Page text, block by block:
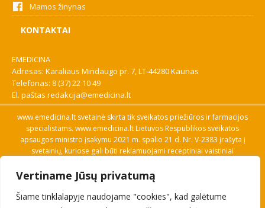
Vertiname Jūsų privatumą
Šiame tinklalapyje naudojame "cookies", kad galėtume
Mamos žinynas
KONTAKTAI
EMEDICINA
Adresas: Karaliaus Mindaugo pr. 7, LT-44280 Kaunas
Telefonas: 8 (37) 22 10 49
El. paštas redakcija@emedicina.lt
www.emedicina.lt svetainė skirta tik sveikatos priežiūros ir farmacijos
specialistams. www.emedicina.lt Lietuvos Respublikos sveikatos
apsaugos ministro įsakymu 2021 m. spalio 21 d. Nr. V-2383 įrašyta į
svetainių, kuriose gali būti reklamuojami receptiniai vaistiniai
savo profesinę kvalifikaciją. Naudingos nuorodos: Vaistų ir medicinos
pagalbos priemonių kainų paieška, VVKT tinklalapis, Sveikatos
priežiūros ar farmacijos specialisto pranešimo apie įtariamą